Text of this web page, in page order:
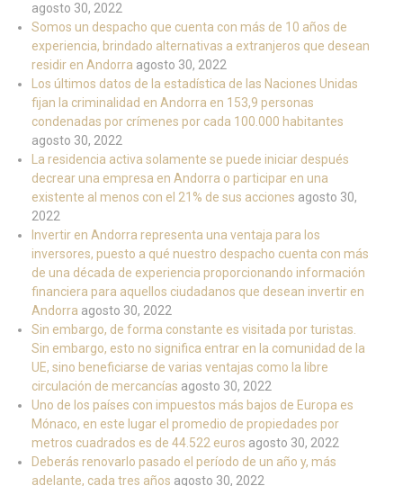
agosto 30, 2022
Somos un despacho que cuenta con más de 10 años de
experiencia, brindado alternativas a extranjeros que desean
residir en Andorra agosto 30, 2022
Los últimos datos de la estadística de las Naciones Unidas
fijan la criminalidad en Andorra en 153,9 personas
condenadas por crímenes por cada 100.000 habitantes
agosto 30, 2022
La residencia activa solamente se puede iniciar después
decrear una empresa en Andorra o participar en una
existente al menos con el 21% de sus acciones agosto 30,
2022
Invertir en Andorra representa una ventaja para los
inversores, puesto a qué nuestro despacho cuenta con más
de una década de experiencia proporcionando información
financiera para aquellos ciudadanos que desean invertir en
Andorra agosto 30, 2022
Sin embargo, de forma constante es visitada por turistas.
Sin embargo, esto no significa entrar en la comunidad de la
UE, sino beneficiarse de varias ventajas como la libre
circulación de mercancías agosto 30, 2022
Uno de los países con impuestos más bajos de Europa es
Mónaco, en este lugar el promedio de propiedades por
metros cuadrados es de 44.522 euros agosto 30, 2022
Deberás renovarlo pasado el período de un año y, más
adelante, cada tres años agosto 30, 2022